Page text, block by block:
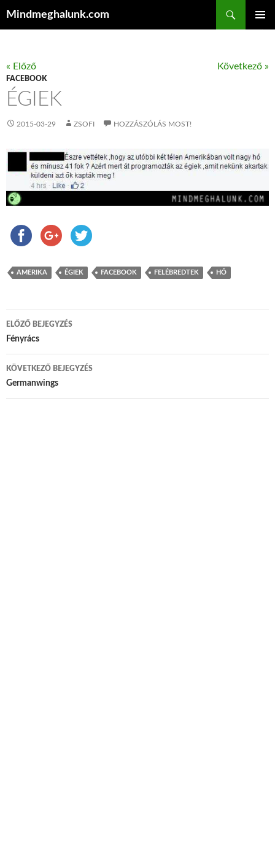
Mindmeghalunk.com
« Előző Következő »
FACEBOOK
ÉGIEK
2015-03-29 ZSOFI HOZZÁSZÓLÁS MOST!
AMERIKA ÉGIEK FACEBOOK FELÉBREDTEK HÓ
Bejegyzés navigáció
ELŐZŐ BEJEGYZÉS
Fényrács
KÖVETKEZŐ BEJEGYZÉS
Germanwings